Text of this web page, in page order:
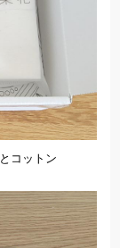
コットン